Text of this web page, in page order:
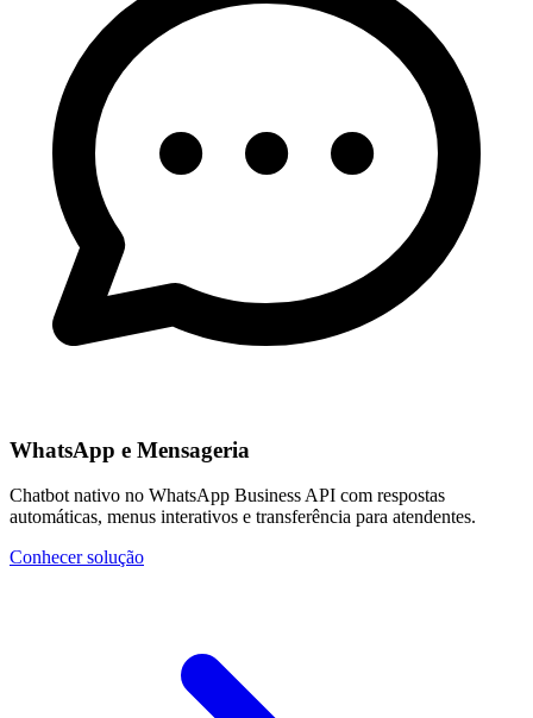
WhatsApp e Mensageria
Chatbot nativo no WhatsApp Business API com respostas
automáticas, menus interativos e transferência para atendentes.
Conhecer solução